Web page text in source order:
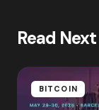
Read Next
BITCOIN